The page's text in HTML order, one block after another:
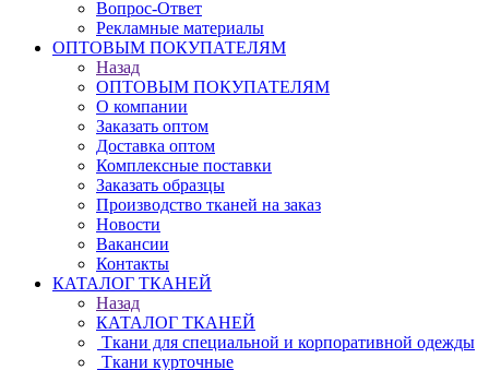
Вопрос-Ответ
Рекламные материалы
ОПТОВЫМ ПОКУПАТЕЛЯМ
Назад
ОПТОВЫМ ПОКУПАТЕЛЯМ
О компании
Заказать оптом
Доставка оптом
Комплексные поставки
Заказать образцы
Производство тканей на заказ
Новости
Вакансии
Контакты
КАТАЛОГ ТКАНЕЙ
Назад
КАТАЛОГ ТКАНЕЙ
Ткани для специальной и корпоративной одежды
Ткани курточные